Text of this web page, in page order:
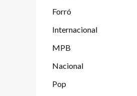
Forró
Internacional
MPB
Nacional
Pop